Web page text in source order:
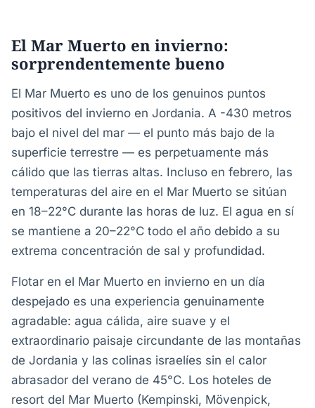
El Mar Muerto en invierno:
sorprendentemente bueno
El Mar Muerto es uno de los genuinos puntos
positivos del invierno en Jordania. A -430 metros
bajo el nivel del mar — el punto más bajo de la
superficie terrestre — es perpetuamente más
cálido que las tierras altas. Incluso en febrero, las
temperaturas del aire en el Mar Muerto se sitúan
en 18–22°C durante las horas de luz. El agua en sí
se mantiene a 20–22°C todo el año debido a su
extrema concentración de sal y profundidad.
Flotar en el Mar Muerto en invierno en un día
despejado es una experiencia genuinamente
agradable: agua cálida, aire suave y el
extraordinario paisaje circundante de las montañas
de Jordania y las colinas israelíes sin el calor
abrasador del verano de 45°C. Los hoteles de
resort del Mar Muerto (Kempinski, Mövenpick,